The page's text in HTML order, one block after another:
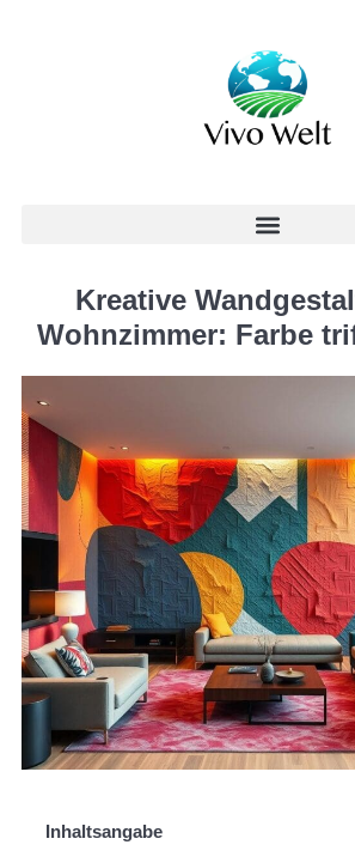
Kreative
Wohnzimmer: Farbe
Inhaltsangabe